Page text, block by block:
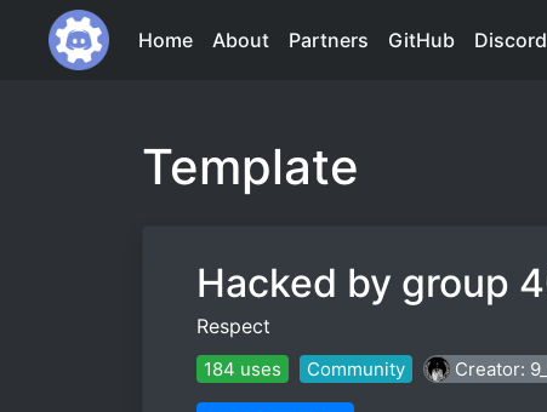
Home About Partners GitHub Discord
Template
Hacked by group
Respect
184 uses Community Creator: